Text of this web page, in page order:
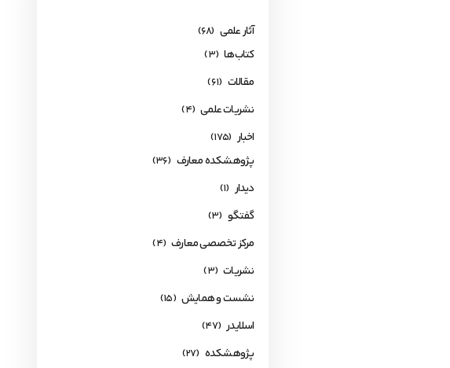
آثار علمی (68)
کتاب‌ها (3)
مقالات (61)
نشریات علمی (4)
اخبار (175)
پژوهشکده معارف (36)
دیدار (1)
گفتگو (3)
مرکز تخصصی معارف (4)
نشریات (3)
نشست و همایش (15)
اسلایدر (47)
پژوهشکده (27)